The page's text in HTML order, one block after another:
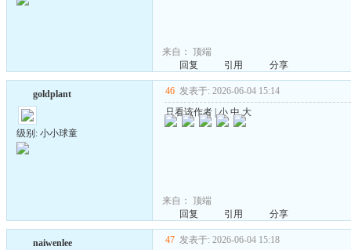
来自： 顶端
回复
引用 分享
goldplant
级别: 小小球童
46 发表于: 2026-06-04 15:14
只看该作者 |小 中 大
来自： 顶端
回复
引用 分享
naiwenlee 47 发表于: 2026-06-04 15:18